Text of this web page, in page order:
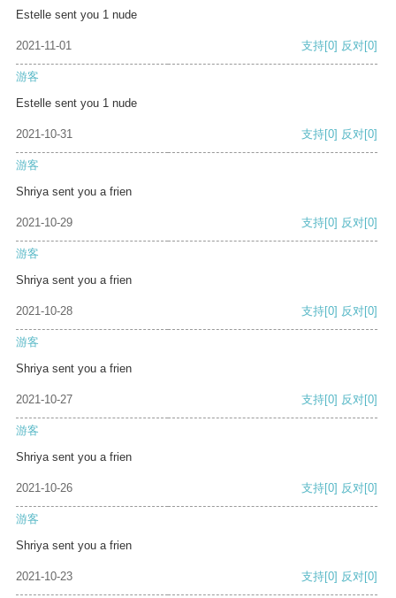
Estelle sent you 1 nude
2021-11-01 支持[0] 反对[0]
游客
Estelle sent you 1 nude
2021-10-31 支持[0] 反对[0]
游客
Shriya sent you a frien
2021-10-29 支持[0] 反对[0]
游客
Shriya sent you a frien
2021-10-28 支持[0] 反对[0]
游客
Shriya sent you a frien
2021-10-27 支持[0] 反对[0]
游客
Shriya sent you a frien
2021-10-26 支持[0] 反对[0]
游客
Shriya sent you a frien
2021-10-23 支持[0] 反对[0]